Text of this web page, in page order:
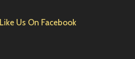
Like Us On Facebook